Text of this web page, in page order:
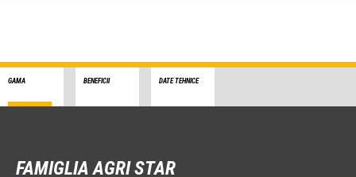
GAMA BENEFICII DATE TEHNICE
FAMIGLIA AGRI STAR